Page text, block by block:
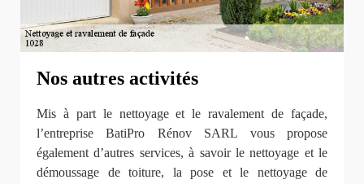
Nos autres activités
Mis à part le nettoyage et le ravalement de façade,
l’entreprise BatiPro Rénov SARL vous propose
également d’autres services, à savoir le nettoyage et le
démoussage de toiture, la pose et le nettoyage de